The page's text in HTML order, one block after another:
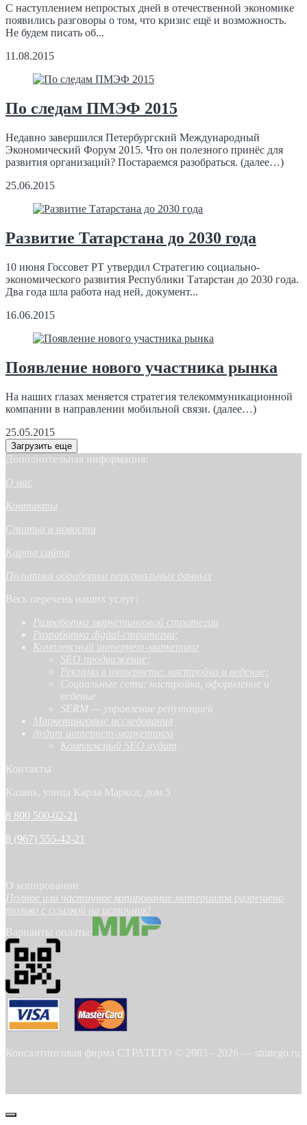
С наступлением непростых дней в отечественной экономике
появились разговоры о том, что кризис ещё и возможность.
Не будем писать об...
11.08.2015
По следам ПМЭФ 2015
Недавно завершился Петербургский Международный
Экономический Форум 2015. Что он полезного принёс для
развития организаций? Постараемся разобраться. (далее…)
25.06.2015
Развитие Татарстана до 2030 года
10 июня Госсовет РТ утвердил Стратегию социально-
экономического развития Республики Татарстан до 2030 года.
Два года шла работа над ней, документ...
16.06.2015
Появление нового участника рынка
На наших глазах меняется стратегия телекоммуникационной
компании в направлении мобильной связи. (далее…)
25.05.2015
Загрузить еще
Дополнительная информация:
О нас
Контакты
Статьи и новости
Карта сайта
Политика обработки персональных данных
Весь перечень наших услуг:
Разработка маркетинговой стратегии
Разработка digital-стратегии ;
Комплексный интернет-маркетинг
SEO продвижение ;
Реклама в интернете: настройка и ведение;
Социальные сети: настройка, оформление и
ведение
SERM — управление репутацией
Маркетинговые исследования
Аудит интернет-маркетинга
Комплексный SEO аудит
Контакты
Казань, улица Карла Маркса, дом 5
8 800 500-02-21
8 (967) 555-42-21
О копировании
Полное или частичное копирование материалов разрешено
только с ссылкой на источник!
Варианты оплаты:
Консалтинговая фирма СТРАТЕГО © 2003 - 2026 — stratego.ru